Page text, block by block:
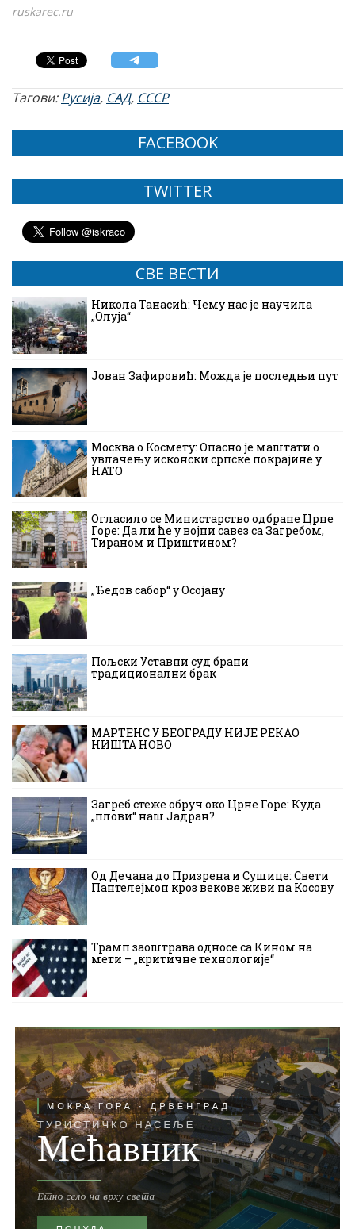
ruskarec.ru
Тагови:Русија, САД, СССР
FACEBOOK
TWITTER
СВЕ ВЕСТИ
Никола Танасић: Чему нас је научила
„Олуја“
Јован Зафировић: Можда је последњи пут
Москва о Космету: Опасно је маштати о
увлачењу исконски српске покрајине у
НАТО
Огласило се Министарство одбране Црне
Горе: Да ли ће у војни савез са Загребом,
Тираном и Приштином?
„Ђедов сабор“ у Осојану
Пољски Уставни суд брани
традиционални брак
МАРТЕНС У БЕОГРАДУ НИЈЕ РЕКАО
НИШТА НОВО
Загреб стеже обруч око Црне Горе: Куда
„плови“ наш Јадран?
Од Дечана до Призрена и Сушице: Свети
Пантелејмон кроз векове живи на Косову
Трамп заоштрава односе са Кином на
мети – „критичне технологије“